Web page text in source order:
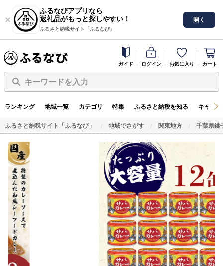
ふるなびアプリなら
返礼品がもっと探しやすい！
ふるさと納税サイト「ふるなび」
開く
ガイド ログイン お気に入り カート
キーワードを入力
ランキング 地域一覧 カテゴリ 特集 ふるさと納税を知る キャン
ふるさと納税サイト「ふるなび」 地域でさがす 関東地方 千葉県銚